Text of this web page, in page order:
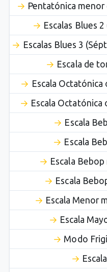
Pentatónica
Escalas Blues
Escalas Blues 3
Escala de
Escala Octatónica
Escala Octatónica
Escala
Escala
Escala
Escala
Escala Menor
Escala
Modo